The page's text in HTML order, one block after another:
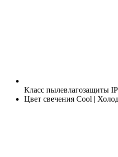
Класс пылевлагозащиты
Цвет свечения Cool |